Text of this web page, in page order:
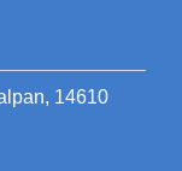
14610